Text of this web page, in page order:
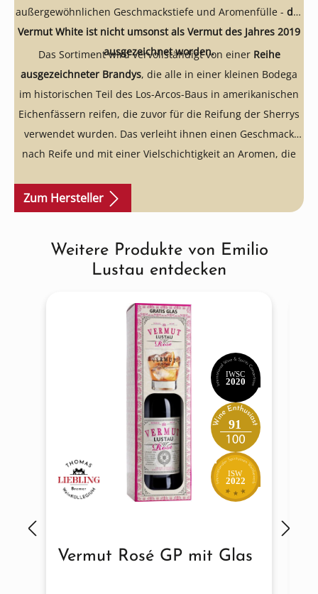
außergewöhnlichen Geschmackstiefe und Aromenfülle - der
Vermut White ist nicht umsonst als Vermut des Jahres 2019
ausgezeichnet worden.
Das Sortiment wird vervollständigt von einer Reihe
ausgezeichneter Brandys, die alle in einer kleinen Bodega
im historischen Teil des Los-Arcos-Baus in amerikanischen
Eichenfässern reifen, die zuvor für die Reifung der Sherrys
verwendet wurden. Das verleiht ihnen einen Geschmack
nach Reife und mit einer Vielschichtigkeit an Aromen, die
Zum Hersteller
Produktgalerie überspringen
Weitere Produkte von Emilio
Lustau entdecken
2020
IWSC
91
2022
ISW
Vermut Rosé GP mit Glas